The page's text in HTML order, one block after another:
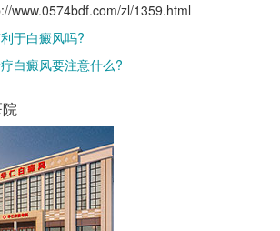
www.0574bdf.com/zl/1359.html
于白癜风吗?
白癜风要注意什么?